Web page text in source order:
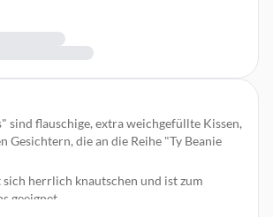
sind flauschige, extra weichgefüllte Kissen,
Gesichtern, die an die Reihe "Ty Beanie
sich herrlich knautschen und ist zum
geeignet.